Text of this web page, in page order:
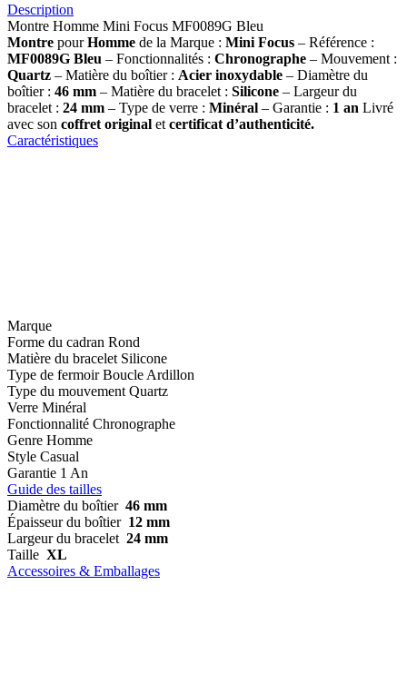
Description
Montre Homme Mini Focus MF0089G Bleu
Montre pourHomme de la Marque : Mini Focus – Référence :
MF0089G Bleu – Fonctionnalités : Chronographe – Mouvement :
Quartz – Matière du boîtier : Acier inoxydable – Diamètre du
boîtier : 46 mm – Matière du bracelet : Silicone – Largeur du
bracelet : 24 mm – Type de verre : Minéral – Garantie : 1 an Livré
avec son coffret original et certificat d’authenticité.
Caractéristiques
Marque
Forme du cadran Rond
Matière du bracelet Silicone
Type de fermoir Boucle Ardillon
Type du mouvement Quartz
Verre Minéral
Fonctionnalité Chronographe
Genre Homme
Style Casual
Garantie 1 An
Guide des tailles
Diamètre du boîtier 46 mm
Épaisseur du boîtier 12 mm
Largeur du bracelet 24 mm
Taille XL
Accessoires & Emballages